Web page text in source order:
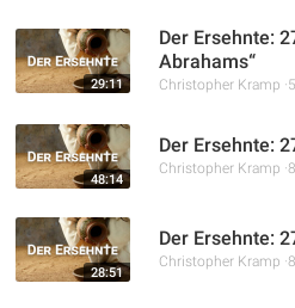
29:11
Der Ersehnte:
Abrahams“
Christopher Kramp
48:14
Der Ersehnte:
Christopher Kramp
28:51
Der Ersehnte:
Christopher Kramp